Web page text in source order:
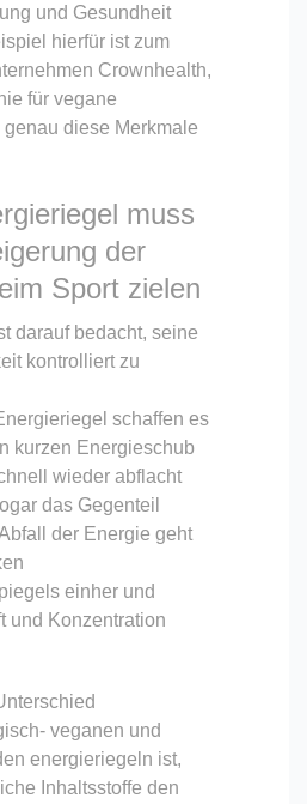
und Gesundheit
hierfür ist zum
Crownhealth,
für vegane
diese Merkmale
muss
der
Sport zielen
darauf bedacht, seine
kontrolliert zu
schaffen es
kurzen Energieschub
wieder abflacht
das Gegenteil
der Energie geht
einher und
und Konzentration
veganen und
energieriegeln ist,
Inhaltsstoffe den